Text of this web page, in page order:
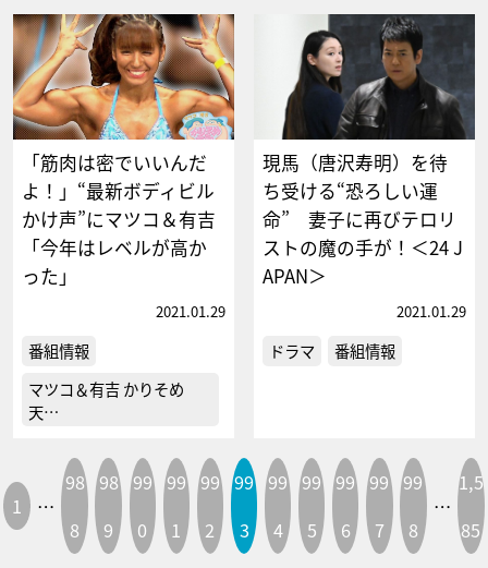
「筋肉は密でいいんだ
よ！」“最新ボディビル
かけ声”にマツコ＆有吉
「今年はレベルが高か
った」
2021.01.29
番組情報
マツコ＆有吉 かりそめ
天…
現馬（唐沢寿明）を待
ち受ける“恐ろしい運
命” 妻子に再びテロリ
ストの魔の手が！＜24 J
APAN＞
2021.01.29
ドラマ 番組情報
1 …
98
8
98
9
99
0
99
1
99
2
99
3
99
4
99
5
99
6
99
7
99
8
…
1,5
85